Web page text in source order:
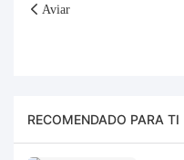
Aviar
RECOMENDADO PARA TI